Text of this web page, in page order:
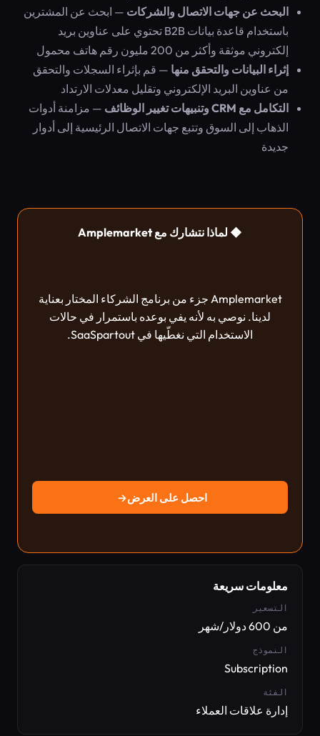
البحث عن جهات الاتصال والشركات — ابحث عن المشترين
باستخدام قاعدة بيانات B2B تحتوي على عناوين بريد
إلكتروني موثقة وأكثر من 200 مليون رقم هاتف محمول
إثراء البيانات والتحقق منها — قم بإثراء السجلات والتحقق
من عناوين البريد الإلكتروني وتقليل معدلات الارتداد
التكامل مع CRM وتنبيهات تغيير الوظائف
— مزامنة أدوات
الذهاب إلى السوق وتتبع جهات الاتصال الرئيسية إلى أدوار
جديدة
◆ لماذا نتشارك مع Amplemarket
Amplemarket جزء من برنامج الشركاء المختار بعناية
لدينا. نوصي به لأنه يفي بوعده باستمرار في حالات
الاستخدام التي نغطّيها في SaaSpartout.
احصل على العرض→
معلومات سريعة
التسعير
من 600 دولار/شهر
النموذج
Subscription
الفئة
إدارة علاقات العملاء